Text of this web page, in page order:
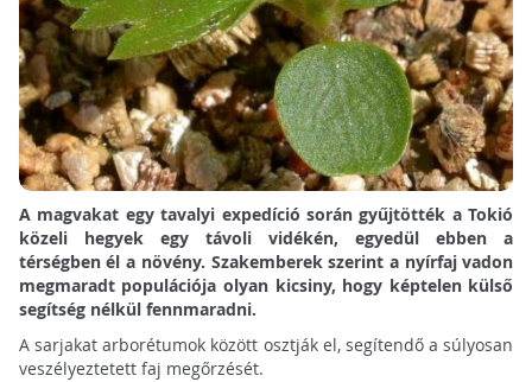
A magvakat egy tavalyi expedíció során gyűjtötték a Tokió
közeli hegyek egy távoli vidékén, egyedül ebben a
térségben él a növény. Szakemberek szerint a nyírfaj vadon
megmaradt populációja olyan kicsiny, hogy képtelen külső
segítség nélkül fennmaradni.
A sarjakat arborétumok között osztják el, segítendő a súlyosan
veszélyeztetett faj megőrzését.